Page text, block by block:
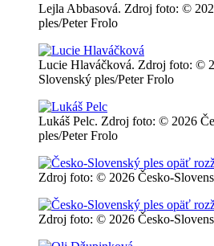
Lejla Abbasová. Zdroj foto: ©
ples/Peter Frolo
Lucie Hlaváčková. Zdroj foto: ©
Slovenský ples/Peter Frolo
Lukáš Pelc. Zdroj foto: © 2026
ples/Peter Frolo
Zdroj foto: © 2026 Česko-
Zdroj foto: © 2026 Česko-